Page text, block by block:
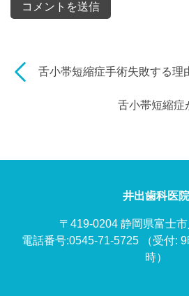
舌小帯短縮症手術失敗する理
舌小帯短縮症
井出歯科医院
〒419-0204 静岡県富士
電話番号:0545-71-5725
（受付:
時）